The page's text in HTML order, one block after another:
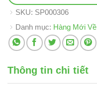
SKU: SP000306
Danh mục: Hàng Mới Về
Thông tin chi tiết